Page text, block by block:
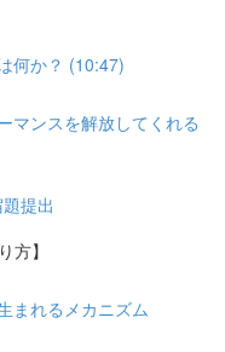
何か？ (10:47)
ンスを解放してくれる
提出
方】
まれるメカニズム